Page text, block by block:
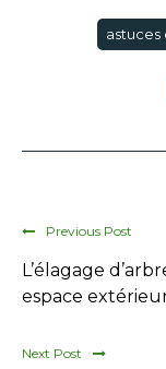
astuces
Previous Post
L’élagage
espace
Next Post